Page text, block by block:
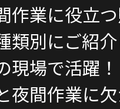
作業に役立
類別にご紹介
現場で活躍
夜間作業に